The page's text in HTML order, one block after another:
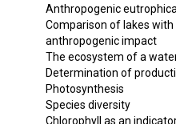
Anthropogenic
Comparison of lakes
anthropogenic impact
The ecosystem of a
Determination of
Photosynthesis
Species diversity
Chlorophyll as an